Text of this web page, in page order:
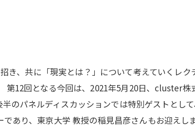
き、共に「現実とは？」について考えていくレク
第12回となる今回は、2021年5月20日、cluster株
のパネルディスカッションでは特別ゲストとし
あり、東京大学 教授の稲見昌彦さんもお迎えし